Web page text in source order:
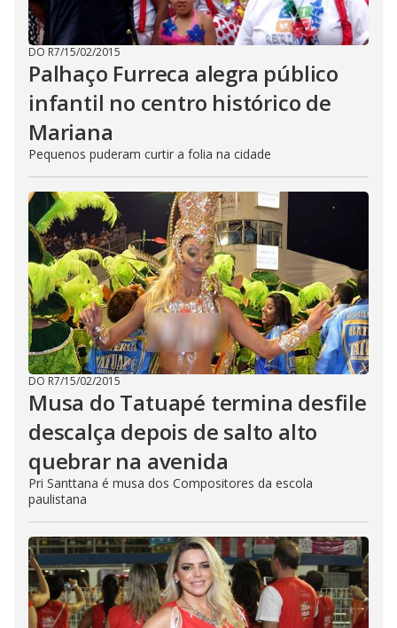
DO R7/15/02/2015
Palhaço Furreca alegra público
infantil no centro histórico de
Mariana
Pequenos puderam curtir a folia na cidade
DO R7/15/02/2015
Musa do Tatuapé termina desfile
descalça depois de salto alto
quebrar na avenida
Pri Santtana é musa dos Compositores da escola
paulistana